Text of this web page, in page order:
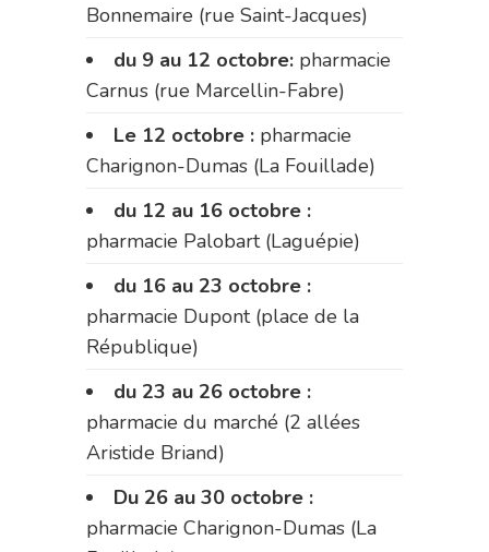
Bonnemaire (rue Saint-Jacques)
du 9 au 12 octobre: pharmacie
Carnus (rue Marcellin-Fabre)
Le 12 octobre : pharmacie
Charignon-Dumas (La Fouillade)
du 12 au 16 octobre :
pharmacie Palobart (Laguépie)
du 16 au 23 octobre :
pharmacie Dupont (place de la
République)
du 23 au 26 octobre :
pharmacie du marché (2 allées
Aristide Briand)
Du 26 au 30 octobre :
pharmacie Charignon-Dumas (La